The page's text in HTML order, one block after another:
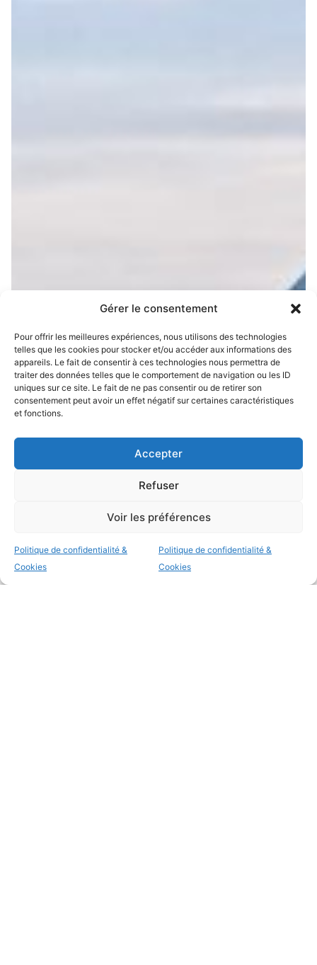
Gérer le consentement
Pour offrir les meilleures expériences, nous utilisons des technologies
telles que les cookies pour stocker et/ou accéder aux informations des
appareils. Le fait de consentir à ces technologies nous permettra de
traiter des données telles que le comportement de navigation ou les ID
uniques sur ce site. Le fait de ne pas consentir ou de retirer son
consentement peut avoir un effet négatif sur certaines caractéristiques
et fonctions.
Accepter
Refuser
Voir les préférences
Politique de confidentialité &
Cookies
Politique de confidentialité &
Cookies